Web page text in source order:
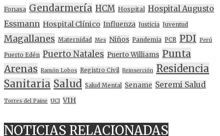
Fonasa Gendarmería HCM Hospital Hospital Augusto
Essmann Hospital Clínico Influenza Justicia Juventud
Magallanes Maternidad Mes Niños Pandemia PCR PDI Perú
Puerto Edén Puerto Natales Puerto Williams Punta
Arenas Ramón Lobos Registro Civil Reinserción Residencia
Sanitaria Salud Salud Mental Sename Seremi Salud
Torres del Paine UCI VIH
NOTICIAS RELACIONADAS